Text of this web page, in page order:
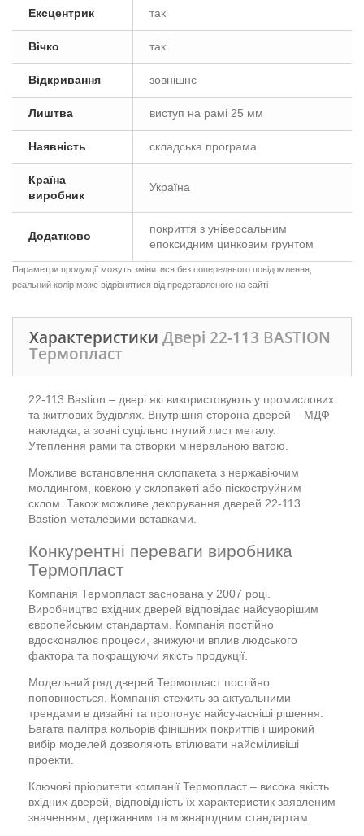
Ексцентрик так
Вічко так
Відкривання зовнішнє
Лиштва виступ на рамі 25 мм
Наявність складська програма
Країна
виробник
Україна
Додатково
покриття з універсальним
епоксидним цинковим грунтом
Параметри продукції можуть змінитися без попереднього повідомлення,
реальний колір може відрізнятися від представленого на сайті
Характеристики Двері 22-113 BASTION
Термопласт
22-113 Bastion – двері які використовують у промислових
та житлових будівлях. Внутрішня сторона дверей – МДФ
накладка, а зовні суцільно гнутий лист металу.
Утеплення рами та створки мінеральною ватою.
Можливе встановлення склопакета з нержавіючим
молдингом, ковкою у склопакеті або піскоструйним
склом. Також можливе декорування дверей 22-113
Bastion металевими вставками.
Конкурентні переваги виробника
Термопласт
Компанія Термопласт заснована у 2007 році.
Виробництво вхідних дверей відповідає найсуворішим
європейським стандартам. Компанія постійно
вдосконалює процеси, знижуючи вплив людського
фактора та покращуючи якість продукції.
Модельний ряд дверей Термопласт постійно
поповнюється. Компанія стежить за актуальними
трендами в дизайні та пропонує найсучасніші рішення.
Багата палітра кольорів фінішних покриттів і широкий
вибір моделей дозволяють втілювати найсміливіші
проекти.
Ключові пріоритети компанії Термопласт – висока якість
вхідних дверей, відповідність їх характеристик заявленим
значенням, державним та міжнародним стандартам.